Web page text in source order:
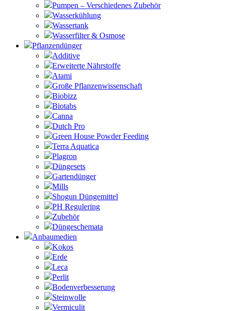
Pumpen – Verschiedenes Zubehör
Wasserkühlung
Wassertank
Wasserfilter & Osmose
Pflanzendünger
Additive
Erweiterte Nährstoffe
Atami
Große Pflanzenwissenschaft
Biobizz
Biotabs
Canna
Dutch Pro
Green House Powder Feeding
Terra Aquatica
Plagron
Düngesets
Gartendünger
Mills
Shogun Düngemittel
PH Regulering
Zubehör
Düngeschemata
Anbaumedien
Kokos
Erde
Leca
Perlit
Bodenverbesserung
Steinwolle
Vermiculit